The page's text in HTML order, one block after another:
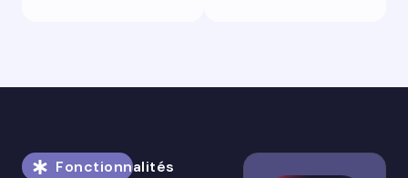
Fonctionnalités